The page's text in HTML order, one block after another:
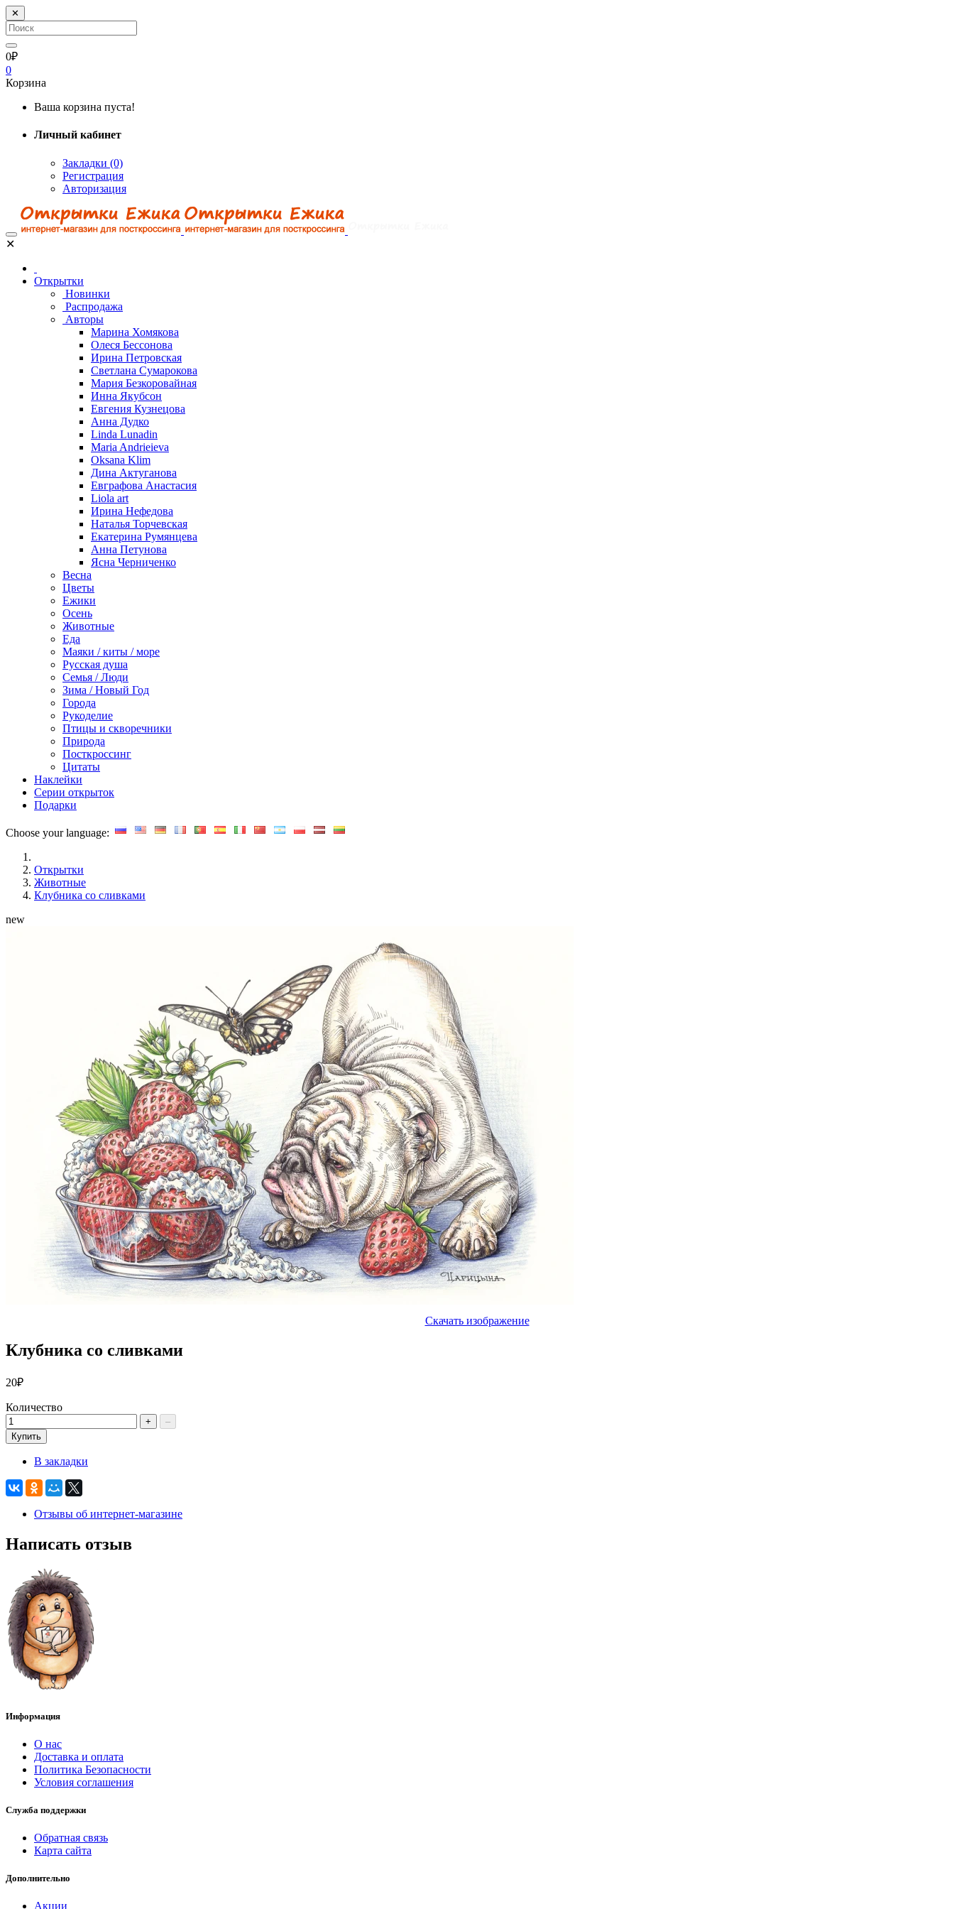
✕
0₽
0
Корзина
Ваша корзина пуста!
Личный кабинет
Закладки (0)
Регистрация
Авторизация
✕
Открытки
Новинки
Распродажа
Авторы
Марина Хомякова
Олеся Бессонова
Ирина Петровская
Светлана Сумарокова
Мария Безкоровайная
Инна Якубсон
Евгения Кузнецова
Анна Дудко
Linda Lunadin
Maria Andrieieva
Oksana Klim
Дина Актуганова
Евграфова Анастасия
Liola art
Ирина Нефедова
Наталья Торчевская
Екатерина Румянцева
Анна Петунова
Ясна Черниченко
Весна
Цветы
Ежики
Осень
Животные
Еда
Маяки / киты / море
Русская душа
Семья / Люди
Зима / Новый Год
Города
Рукоделие
Птицы и скворечники
Природа
Посткроссинг
Цитаты
Наклейки
Серии открыток
Подарки
Choose your language:
Открытки
Животные
Клубника со сливками
new
Скачать изображение
Клубника со сливками
20₽
Количество
+
–
Купить
В закладки
Отзывы об интернет-магазине
Написать отзыв
Информация
О нас
Доставка и оплата
Политика Безопасности
Условия соглашения
Служба поддержки
Обратная связь
Карта сайта
Дополнительно
Акции